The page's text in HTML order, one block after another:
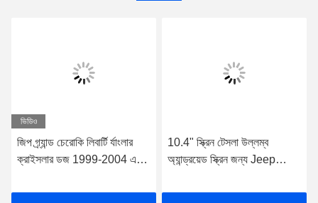
ভিডিও
জিপ গ্র্যান্ড চেরোকি লিবার্টি র্যাংলার
ক্রাইসলার ডজ 1999-2004 এর
OEM
10.4" স্ক্রিন টেসলা উল্লম্ব
অ্যান্ড্রয়েড স্ক্রিন জন্য Jeep
মাল্টিমিডিয়া স্টেরিও